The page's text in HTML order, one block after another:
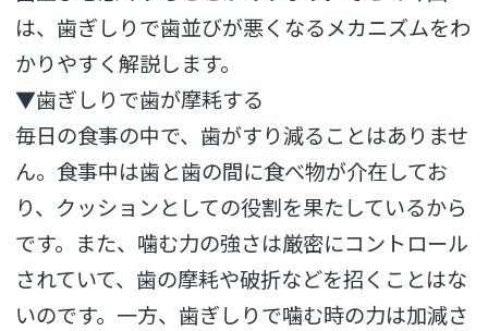
は、歯ぎしりで歯並びが悪くなるメカニズムをわ
かりやすく解説します。
▼歯ぎしりで歯が摩耗する
毎日の食事の中で、歯がすり減ることはありませ
ん。食事中は歯と歯の間に食べ物が介在してお
り、クッションとしての役割を果たしているから
です。また、噛む力の強さは厳密にコントロール
されていて、歯の摩耗や破折などを招くことはな
いのです。一方、歯ぎしりで噛む時の力は加減さ